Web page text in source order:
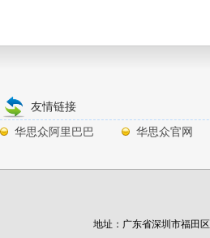
友情链接
华思众阿里巴巴 华思众官网
地址：广东省深圳市福田